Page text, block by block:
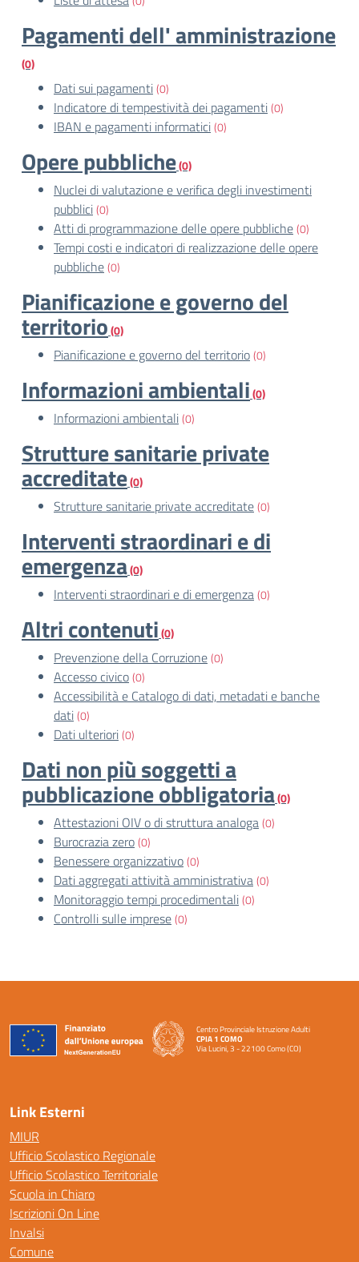
Pagamenti dell' amministrazione
(0)
Dati sui pagamenti(0)
Indicatore di tempestività dei pagamenti(0)
IBAN e pagamenti informatici(0)
Opere pubbliche(0)
Nuclei di valutazione e verifica degli investimenti
pubblici(0)
Atti di programmazione delle opere pubbliche(0)
Tempi costi e indicatori di realizzazione delle opere
pubbliche(0)
Pianificazione e governo del
territorio(0)
Pianificazione e governo del territorio(0)
Informazioni ambientali(0)
Informazioni ambientali(0)
Strutture sanitarie private
accreditate(0)
Strutture sanitarie private accreditate(0)
Interventi straordinari e di
emergenza(0)
Interventi straordinari e di emergenza(0)
Altri contenuti(0)
Prevenzione della Corruzione(0)
Accesso civico(0)
Accessibilità e Catalogo di dati, metadati e banche
dati(0)
Dati ulteriori(0)
Dati non più soggetti a
pubblicazione obbligatoria(0)
Attestazioni OIV o di struttura analoga(0)
Burocrazia zero(0)
Benessere organizzativo(0)
Dati aggregati attività amministrativa(0)
Monitoraggio tempi procedimentali(0)
Controlli sulle imprese(0)
Centro Provinciale Istruzione Adulti
CPIA 1 COMO
Via Lucini, 3 - 22100 Como (CO)
— Visita la pagina iniziale della scuola
Link Esterni
MIUR
Ufficio Scolastico Regionale
Ufficio Scolastico Territoriale
Scuola in Chiaro
Iscrizioni On Line
Invalsi
Comune